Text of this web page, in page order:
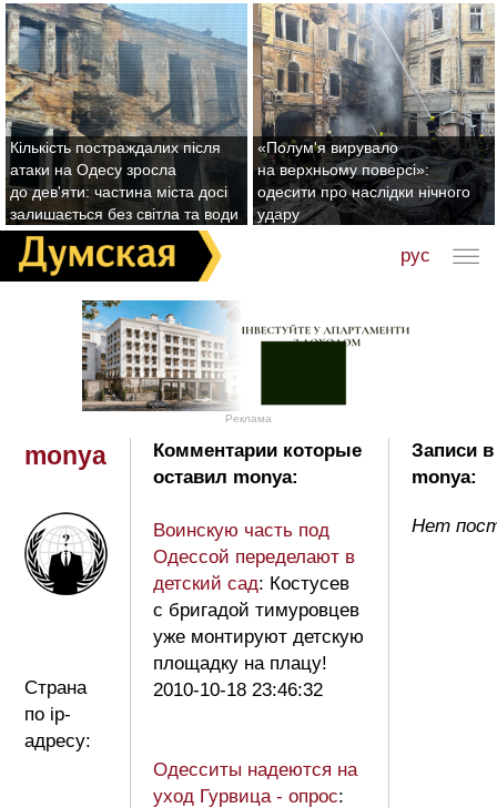
Кількість постраждалих після
атаки на Одесу зросла
до дев'яти: частина міста досі
залишається без світла та води
«Полум'я вирувало
на верхньому поверсі»:
одесити про наслідки нічного
удару
рус
Реклама
monya
Страна
по ip-
адресу:
Комментарии которые
оставил monya:
Воинскую часть под
Одессой переделают в
детский сад: Костусев
с бригадой тимуровцев
уже монтируют детскую
площадку на плацу!
2010-10-18 23:46:32
Одесситы надеются на
уход Гурвица - опрос:
Записи
monya:
Нет